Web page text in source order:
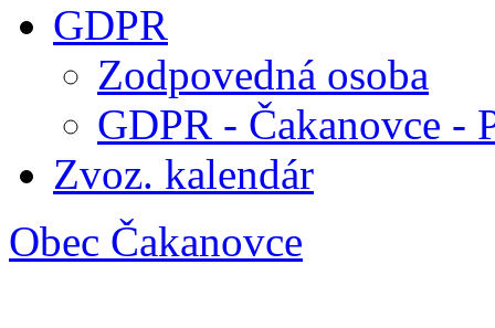
GDPR
Zodpovedná osoba
GDPR - Čakanovce -
Zvoz. kalendár
Obec Čakanovce